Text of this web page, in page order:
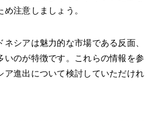
注意しましょう。
シアは魅力的な市場である反面、
いのが特徴です。これらの情報を参
ア進出について検討していただけれ